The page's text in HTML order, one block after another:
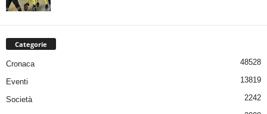
Categorie
Cronaca 48528
Eventi 13819
Società 2242